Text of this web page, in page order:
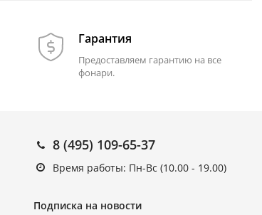
Гарантия
Предоставляем гарантию на все
фонари.
8 (495) 109-65-37
Время работы: Пн-Вс (10.00 - 19.00)
Подписка на новости